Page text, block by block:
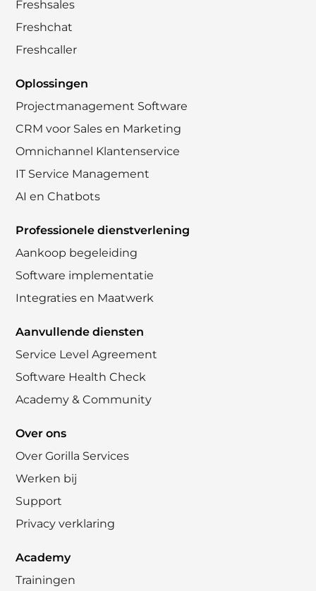
Freshsales
Freshchat
Freshcaller
Oplossingen
Projectmanagement Software
CRM voor Sales en Marketing
Omnichannel Klantenservice
IT Service Management
AI en Chatbots
Professionele dienstverlening
Aankoop begeleiding
Software implementatie
Integraties en Maatwerk
Aanvullende diensten
Service Level Agreement
Software Health Check
Academy & Community
Over ons
Over Gorilla Services
Werken bij
Support
Privacy verklaring
Academy
Trainingen